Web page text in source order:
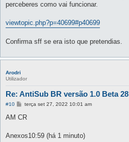
a
m
perceberes como vai funcionar.
viewtopic.php?p=40699#p40699
Confirma sff se era isto que pretendias.
Arodri
Utilizador
Re: AntiSub BR versão 1.0 Beta 28
#10
M
n
g
terça set 27, 2022 10:01 am
AM CR
Anexos10:59 (há 1 minuto)